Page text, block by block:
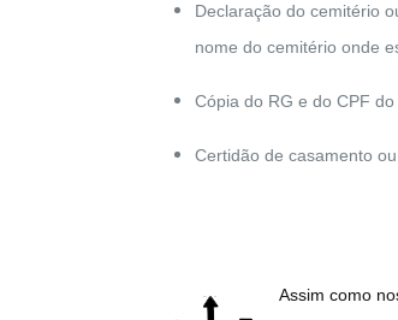
Declaração do cemitério
nome do cemitério onde
Cópia do RG e do CPF
Certidão de casamento
Assim como